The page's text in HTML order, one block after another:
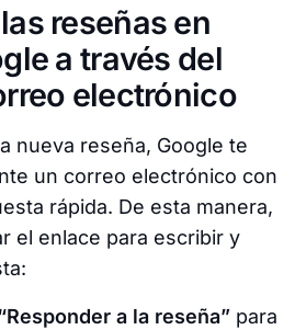
reseñas en
a través del
electrónico
nueva reseña, Google te
un correo electrónico con
rápida. De esta manera,
el enlace para escribir y
a la reseña” para